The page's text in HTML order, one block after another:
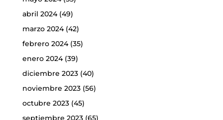
abril 2024(49)
marzo 2024(42)
febrero 2024(35)
enero 2024(39)
diciembre 2023(40)
noviembre 2023(56)
octubre 2023(45)
septiembre 2023(65)